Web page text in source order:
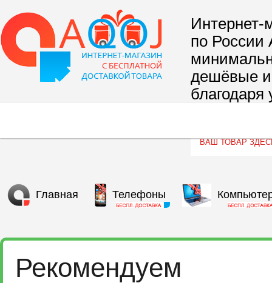
Интернет-
по России
дешёвые и
благодаря
Главная Телефоны
Рекомендуем